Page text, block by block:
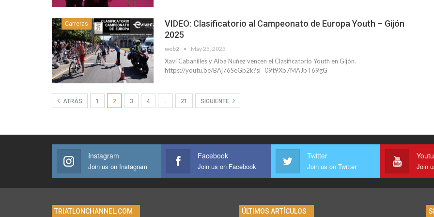
Carreras
VIDEO: Clasificatorio al Campeonato de Europa Youth – Gijón
2025
web2 May 25, 2025
Xavi Cabanilles y Alba Nuñez vencen el Clasificatorio Youth en Gijón.
https://youtu.be/BAj76SeGb2k?si=09t9Xb7MAJbT69gG
ATRÁS 1 2 3 4 21 SIGUIENTE
Instagram
Join us on Instagram
Facebook
Join us on Facebook
Twitter
Join us on Twitter Join
TRIATLONCHANNEL.COM ÚLTIMOS ARTÍCULOS